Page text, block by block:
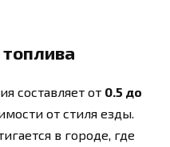
составляет от 0.5 до
от стиля езды.
в городе, где